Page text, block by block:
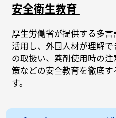
安全衛生教育
厚生労働省が提供する多
活用し、外国人材が理解
の取扱い、薬剤使用時の
策などの安全教育を徹底
す。